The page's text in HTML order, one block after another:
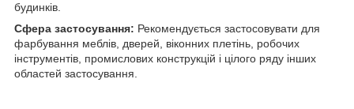
будинків.
Сфера застосування: Рекомендується застосовувати для
фарбування меблів, дверей, віконних плетінь, робочих
інструментів, промислових конструкцій і цілого ряду інших
областей застосування.